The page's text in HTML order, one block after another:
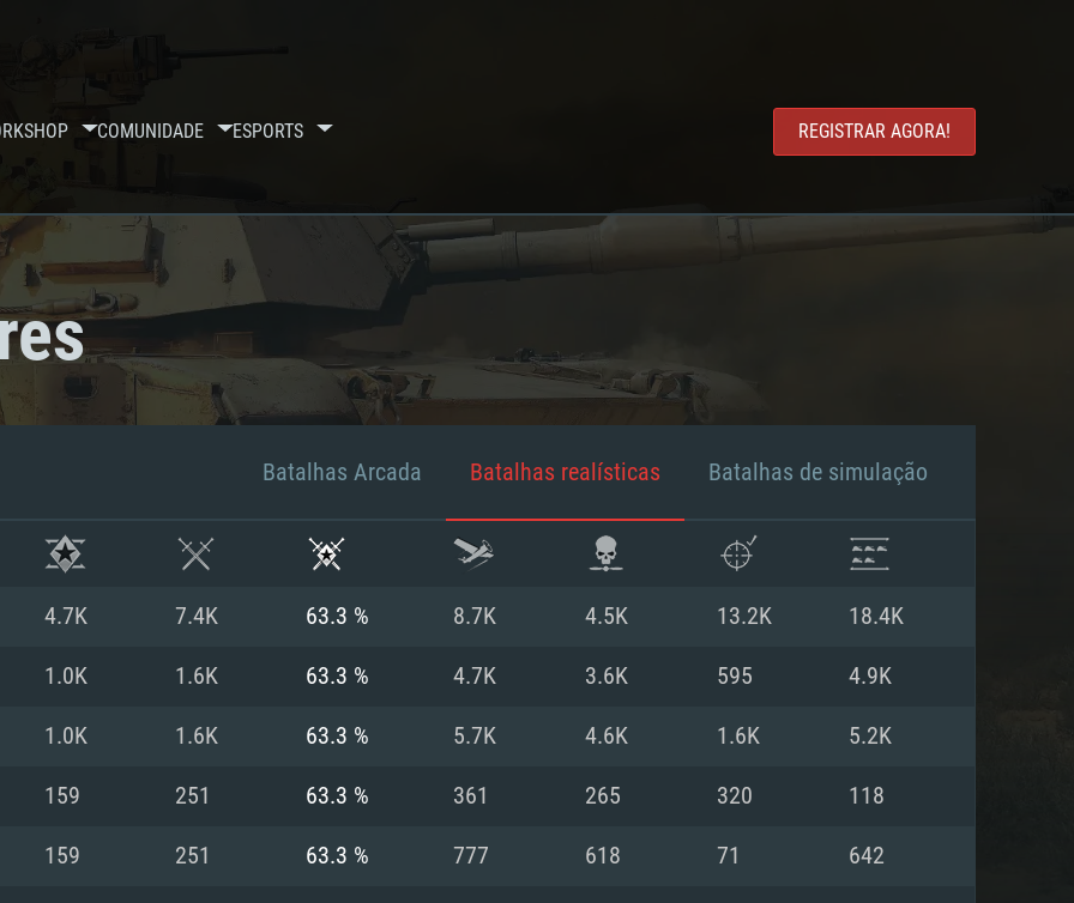
COMUNIDADE ESPORTS REGISTRAR AGORA!
Batalhas Arcada Batalhas realísticas Batalhas de simulação
4.7K 7.4K 63.3 % 8.7K 4.5K 13.2K 18.4K
1.0K 1.6K 63.3 % 4.7K 3.6K 595 4.9K
1.0K 1.6K 63.3 % 5.7K 4.6K 1.6K 5.2K
159 251 63.3 % 361 265 320 118
159 251 63.3 % 777 618 71 642